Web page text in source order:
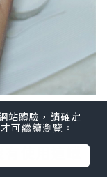
使用這罐
站體驗，請確定
才可繼續瀏覽。